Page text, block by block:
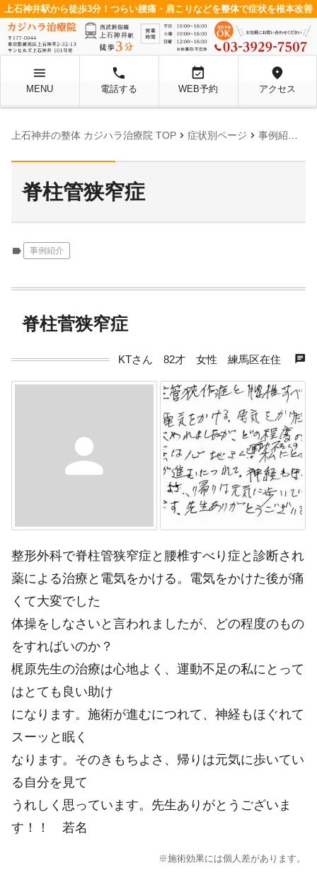
上石神井駅から徒歩3分！つらい腰痛・肩こりなどを整体で症状を根本改善
menu
MENU
local_phone
電話する
event_available
WEB予約
location_on
アクセス
上石神井の整体 カジハラ治療院 TOP chevron_right 症状別ページ chevron_right 事例紹介
脊柱管狭窄症
label 事例紹介
脊柱菅狭窄症
KTさん 82才 女性 練馬区在住 chat
person
整形外科で脊柱管狭窄症と腰椎すべり症と診断され
薬による治療と電気をかける。電気をかけた後が痛
くて大変でした
体操をしなさいと言われましたが、どの程度のもの
をすればいのか？
梶原先生の治療は心地よく、運動不足の私にとって
はとても良い助け
になります。施術が進むにつれて、神経もほぐれて
スーッと眠く
なります。そのきもちよさ、帰りは元気に歩いてい
る自分を見て
うれしく思っています。先生ありがとうございま
す！！ 若名
※施術効果には個人差があります。